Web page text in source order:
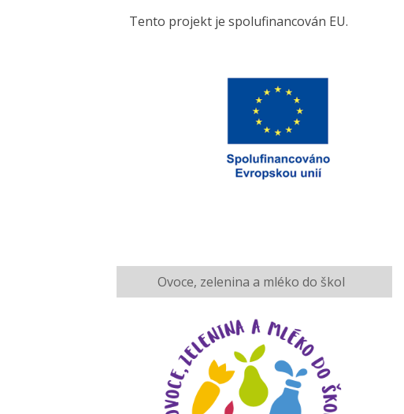
Tento projekt je spolufinancován EU.
Ovoce, zelenina a mléko do škol